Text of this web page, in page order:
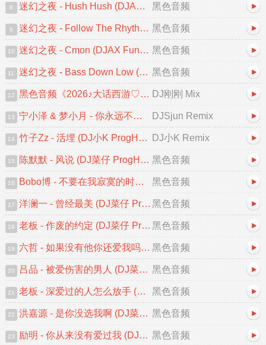
8 迷幻之夜 - Hush Hush (DJAX FunkyHouse Mix 2026) 黑色音频
9 迷幻之夜 - Follow The Rhythm Now (DJAX FunkyHouse Mix) 黑色音频
10 迷幻之夜 - Cmon (DJAX FunkyHouse Remix 2026) 黑色音频
11 迷幻之夜 - Bass Down Low (DJAX FunkyHouse Mix 2026) 黑色音频
12 黑色音频《2026♪大话西游♡一生所爱♪中文跳舞大碟V2》DJ刚刚 Mix DJ刚刚 Mix
13 宁小泽 & 梦小月 - 你永远不知道 (DJSjun ProgHouse Remix) DJSjun Remix
14 竹子Zz - 活埋 (DJ小K ProgHouse Remix 2026) DJ小K Remix
15 陈默默 - 风说 (DJ菜仔 ProgHouse Remix 2026) 黑色音频
16 Bobo博 - 不要在我寂寞的时候说爱我 (DJ菜仔 ProgHouse Remix 2026) 黑色音频
17 洋澜一 - 曾经最美 (DJ菜仔 ProgHouse Remix 2026)黑色音频
18 老板 - 作废的约定 (DJ菜仔 ProgHouse Remix 2026)黑色音频
19 六哲 - 如果没有他你还爱我吗 (DJ菜仔 ProgHouse Remix 2026)V2 黑色音频
20 吕品 - 被爱伤害的男人 (DJ菜仔 ProgHouse Remix 2026)V2 黑色音频
21 老板 - 深爱过的人怎么放手 (DJ菜仔 ProgHouse Remix 2026) 黑色音频
22 洪嘉源 - 是你没选我啊 (DJ菜仔 ProgHouse Remix 2026) 黑色音频
23 励明 - 你从来没有爱过我 (DJ阿贵 ProgHouse Remix 2026) 黑色音频